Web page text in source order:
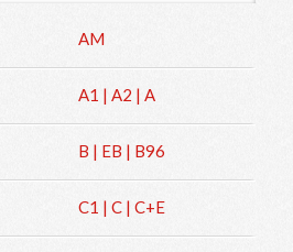
AM
A1 | A2 | A
B | EB | B96
C1 | C | C+E